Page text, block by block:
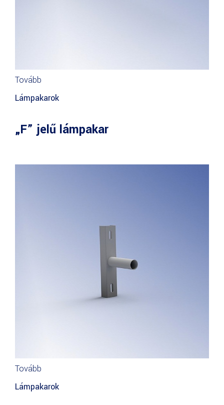
Tovább
Lámpakarok
„F” jelű lámpakar
Tovább
Lámpakarok